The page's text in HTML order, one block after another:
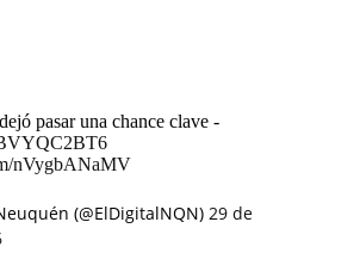
pasar una chance clave -
nVygbANaMV
(@ElDigitalNQN) 29 de